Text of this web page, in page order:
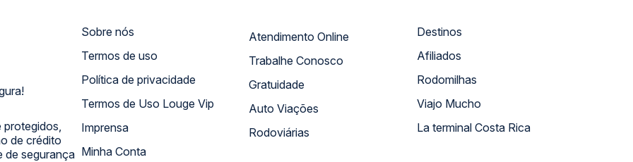
protegidos,
de crédito
de segurança
Sobre nós
Termos de uso
Política de privacidade
Termos de Uso Louge Vip
Imprensa
Minha Conta
Atendimento Online
Trabalhe Conosco
Gratuidade
Auto Viações
Rodoviárias
Destinos
Afiliados
Rodomilhas
Viajo Mucho
La terminal Costa Rica